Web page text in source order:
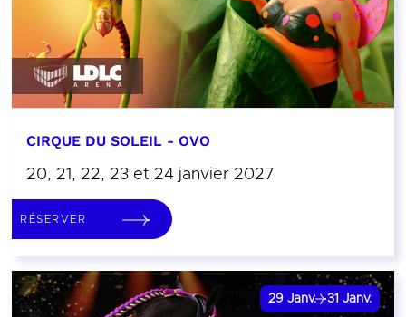
CIRQUE DU SOLEIL - OVO
20, 21, 22, 23 et 24 janvier 2027
RÉSERVER
29 Janv. 31 Janv.